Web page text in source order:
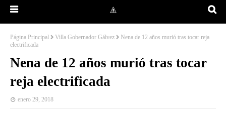
Página Principal Villa Gobernador Gálvez
Nena de 12 años murió tras tocar reja
electrificada
Nena de 12 años murió tras tocar
reja electrificada
enero 29, 2018